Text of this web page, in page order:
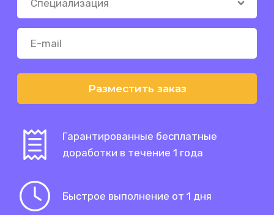
Разместить заказ
Гарантированные бесплатные
доработки в течение 1 года
Быстрое выполнение от 1 дня